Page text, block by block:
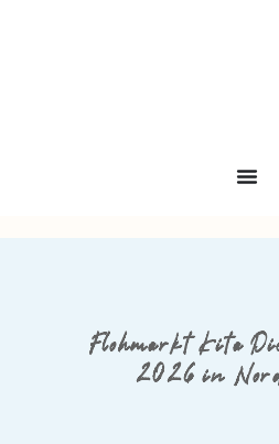
Flohmarkt Kita
2026 in